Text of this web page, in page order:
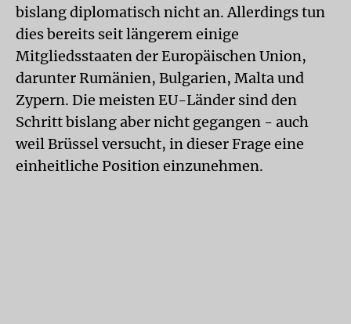
bislang diplomatisch nicht an. Allerdings tun
dies bereits seit längerem einige
Mitgliedsstaaten der Europäischen Union,
darunter Rumänien, Bulgarien, Malta und
Zypern. Die meisten EU-Länder sind den
Schritt bislang aber nicht gegangen - auch
weil Brüssel versucht, in dieser Frage eine
einheitliche Position einzunehmen.